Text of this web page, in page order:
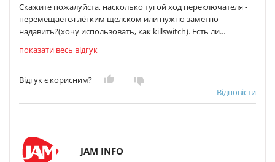
Скажите пожалуйста, насколько тугой ход переключателя -
перемещается лёгким щелском или нужно заметно
надавить?(хочу использовать, как killswitch). Есть ли...
показати весь відгук
Відгук є корисним?
Відповісти
JAM INFO